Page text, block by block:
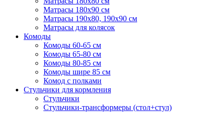
Матрасы 180х90 см
Матрасы 190х80, 190х90 см
Матрасы для колясок
Комоды
Комоды 60-65 см
Комоды 65-80 см
Комоды 80-85 см
Комоды шире 85 см
Комод с полками
Стульчики для кормления
Стульчики
Стульчики-трансформеры (стол+стул)